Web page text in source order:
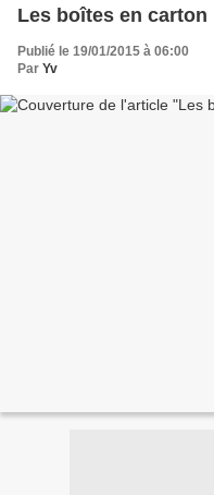
Les boîtes en carton
Publié le 19/01/2015 à 06:00
Par Yv